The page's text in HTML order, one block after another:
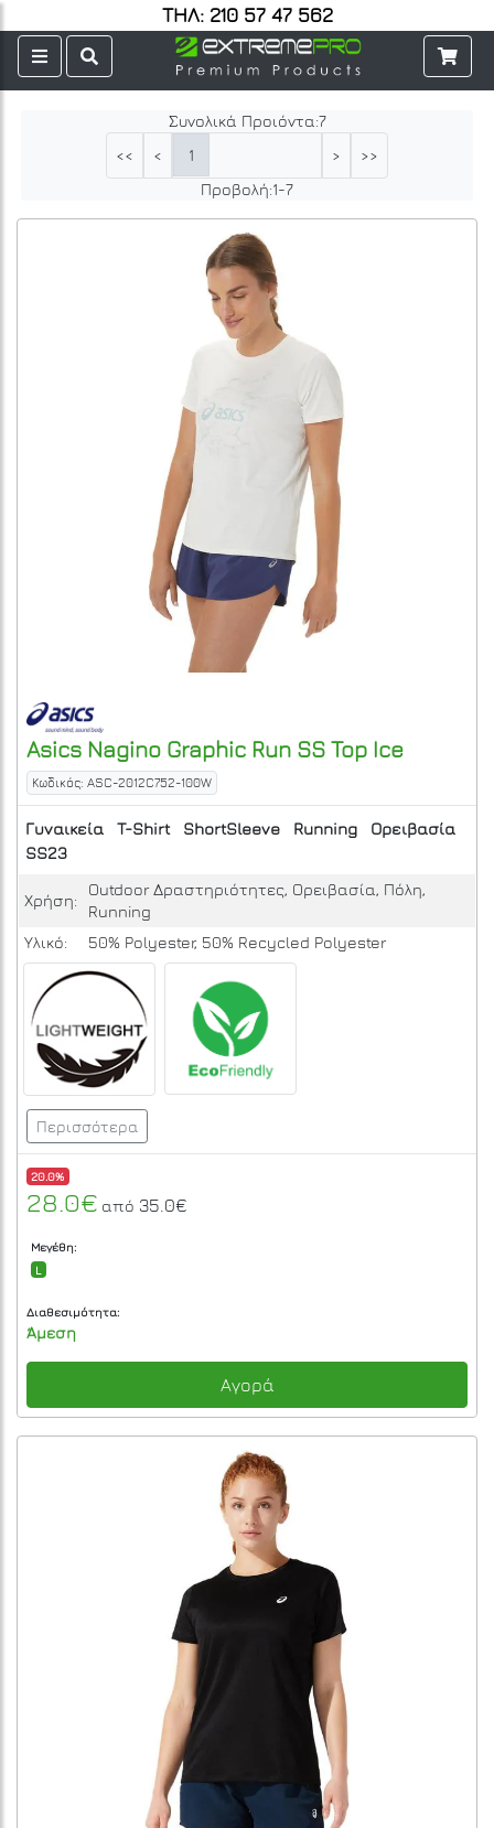
ΤΗΛ: 210 57 47 562
Συνολικά Προιόντα:7
<<
< 1 >
>>
Προβολή:1-7
Asics Nagino Graphic Run SS Top Ice
Κωδικός: ASC-2012C752-100W
Γυναικεία T-Shirt ShortSleeve Running
Ορειβασία
SS23
Χρήση:
Outdoor Δραστηριότητες, Ορειβασία, Πόλη,
Running
Υλικό:
50% Polyester, 50% Recycled Polyester
Περισσότερα
20.0%
28.0€ από 35.0€
Μεγέθη:
L
Διαθεσιμότητα:
Άμεση
Αγορά